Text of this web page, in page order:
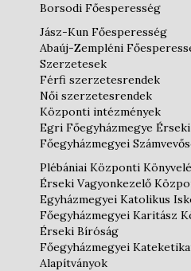
Borsodi Főesperesség
Jász-Kun Főesperesség
Abaúj-Zempléni
Szerzetesek
Férfi szerzetesrendek
Női szerzetesrendek
Központi intézmények
Egri Főegyházmegye
Főegyházmegyei
Plébániai Központi
Érseki Vagyonkezelő
Egyházmegyei Katolikus
Főegyházmegyei Karitász
Érseki Bíróság
Főegyházmegyei
Alapítványok